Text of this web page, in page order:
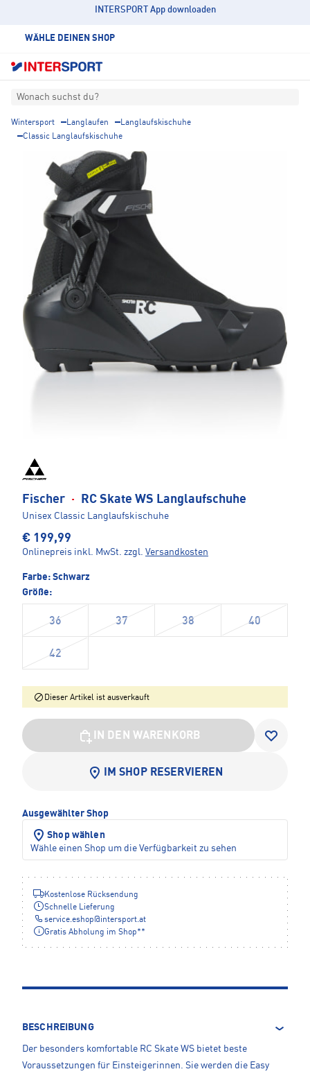
INTERSPORT App downloaden
WÄHLE DEINEN SHOP
Wonach suchst du?
Wintersport Langlaufen
Langlaufskischuhe
Classic Langlaufskischuhe
Fischer · RC Skate WS Langlaufschuhe
Unisex Classic Langlaufskischuhe
€ 199,99
Onlinepreis inkl. MwSt. zzgl. Versandkosten
Farbe: Schwarz
Größe:
36 37 38 40
42
Dieser Artikel ist ausverkauft
IN DEN WARENKORB
IM SHOP RESERVIEREN
Ausgewählter Shop
Shop wählen
Wähle einen Shop um die Verfügbarkeit zu sehen
Kostenlose Rücksendung
Schnelle Lieferung
service.eshop@intersport.at
Gratis Abholung im Shop**
BESCHREIBUNG
Der besonders komfortable RC Skate WS bietet beste
Voraussetzungen für Einsteigerinnen. Sie werden die Easy